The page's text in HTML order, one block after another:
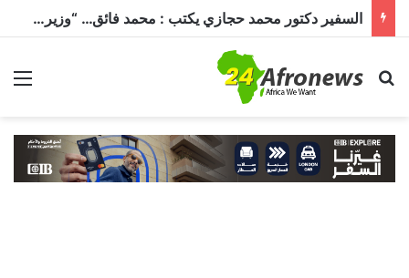
السفير دكتور محمد حجازي يكتب : محمد فائق… “وزير إفريقيا” الذي حمل رسالة القاهرة إلى القارة السمراء
بحث عن